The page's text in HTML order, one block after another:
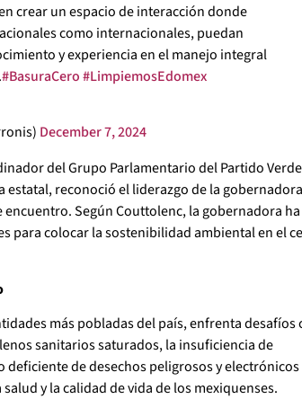
crear un espacio de interacción donde
como internacionales, puedan
y experiencia en el manejo integral
#BasuraCero#LimpiemosEdomex
December 7, 2024
del Grupo Parlamentario del Partido Verde
estatal, reconoció el liderazgo de la
encuentro. Según Couttolenc, la gobernadora ha
para colocar la sostenibilidad ambiental en el
más pobladas del país, enfrenta desafíos
sanitarios saturados, la insuficiencia de
de desechos peligrosos y electrónicos
y la calidad de vida de los mexiquenses.